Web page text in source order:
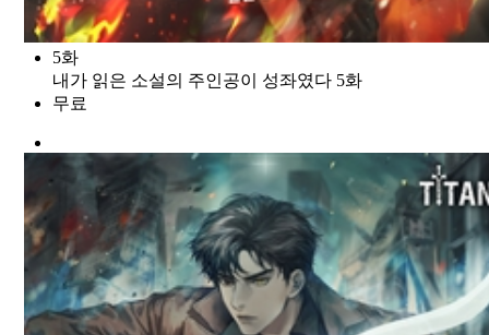
5화
내가 읽은 소설의 주인공이 성좌였다 5화
무료